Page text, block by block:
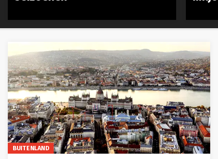
BUITENLAND